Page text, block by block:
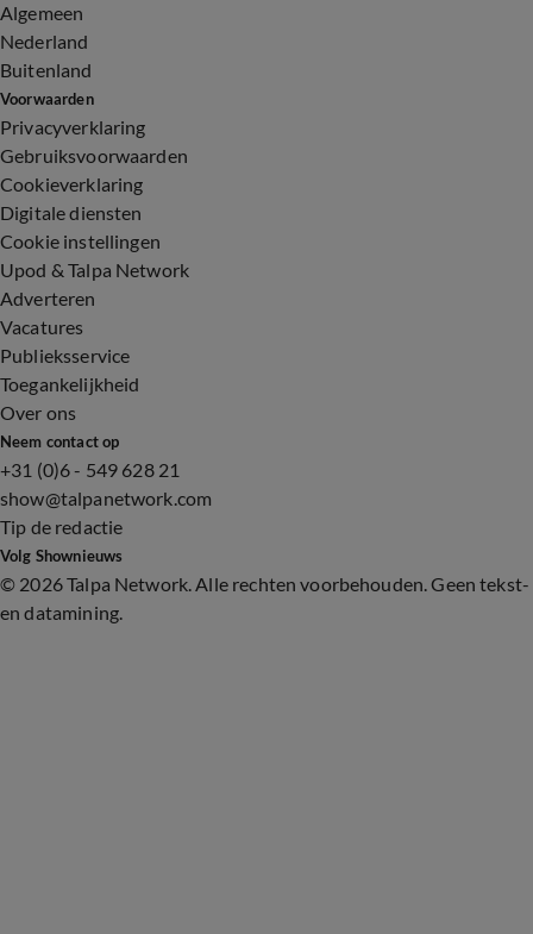
Algemeen
Nederland
Buitenland
Voorwaarden
Privacyverklaring
Gebruiksvoorwaarden
Cookieverklaring
Digitale diensten
Cookie instellingen
Upod & Talpa Network
Adverteren
Vacatures
Publieksservice
Toegankelijkheid
Over ons
Neem contact op
+31 (0)6 - 549 628 21
show@talpanetwork.com
Tip de redactie
Volg Shownieuws
© 2026 Talpa Network. Alle rechten voorbehouden. Geen tekst-
en datamining.